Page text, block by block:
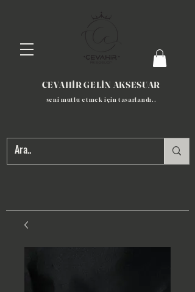
CEVAHİR GELİN AKSESUAR
seni mutlu etmek için tasarlandı​..